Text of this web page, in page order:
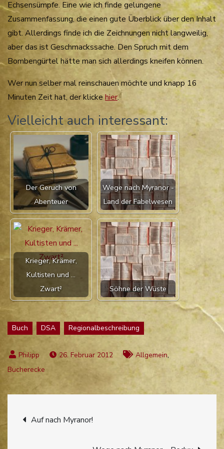
Echsensümpfe. Eine wie ich finde gelungene
Zusammenfassung, die einen gute Überblick über den Inhalt
gibt. Allerdings finde ich die Zeichnungen nicht langweilig,
aber das ist Geschmackssache. Den Spruch mit dem
Bombengürtel hätte man sich allerdings kneifen können.
Wer nun selber mal reinschauen möchte und knapp 16
Minuten Zeit hat, der klickehier.
Vielleicht auch interessant:
Der Geruch von
Abenteuer
Wege nach Myranor -
Land der Fabelwesen
Krieger, Krämer,
Kultisten und ...
Zwart²
Söhne der Wüste
Buch DSA Regionalbeschreibung
26. Februar 2012 Allgemein,
Bücherecke
Beitragsnavigation
Auf nach Myranor!